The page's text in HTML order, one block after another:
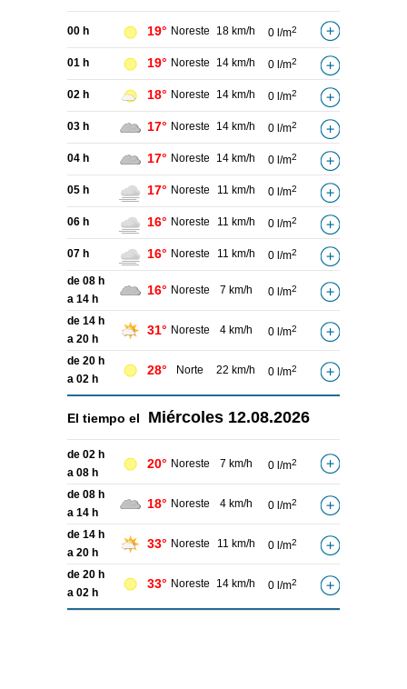
00 h 19° Noreste 18 km/h 0 l/m2
01 h 19° Noreste 14 km/h 0 l/m2
02 h 18° Noreste 14 km/h 0 l/m2
03 h 17° Noreste 14 km/h 0 l/m2
04 h 17° Noreste 14 km/h 0 l/m2
05 h 17° Noreste 11 km/h 0 l/m2
06 h 16° Noreste 11 km/h 0 l/m2
07 h 16° Noreste 11 km/h 0 l/m2
de 08 h
a 14 h
16° Noreste 7 km/h 0 l/m2
de 14 h
a 20 h
31° Noreste 4 km/h 0 l/m2
de 20 h
a 02 h
28° Norte 22 km/h 0 l/m2
El tiempo el Miércoles 12.08.2026
de 02 h
a 08 h
20° Noreste 7 km/h 0 l/m2
de 08 h
a 14 h
18° Noreste 4 km/h 0 l/m2
de 14 h
a 20 h
33° Noreste 11 km/h 0 l/m2
de 20 h
a 02 h
33° Noreste 14 km/h 0 l/m2